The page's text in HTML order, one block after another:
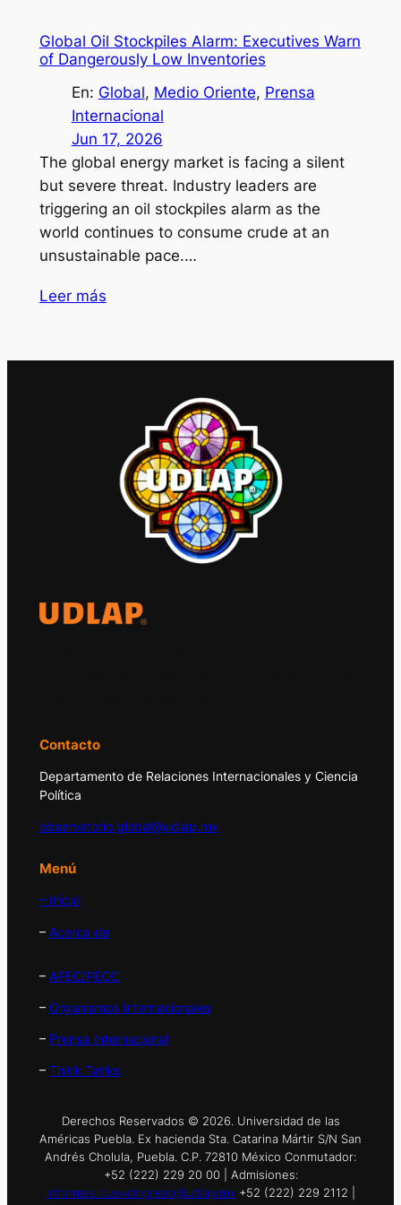
Global Oil Stockpiles Alarm: Executives Warn
of Dangerously Low Inventories
En: Global, Medio Oriente, Prensa
Internacional
Jun 17, 2026
The global energy market is facing a silent
but severe threat. Industry leaders are
triggering an oil stockpiles alarm as the
world continues to consume crude at an
unsustainable pace.…
Leer más
Contacto
Departamento de Relaciones Internacionales y Ciencia
Política
observatorio.global@udlap.mx
Menú
– Inicio
– Acerca de
– APEC/PECC
– Organismos Internacionales
– Prensa Internacional
– Think Tanks
Derechos Reservados © 2026. Universidad de las
Américas Puebla. Ex hacienda Sta. Catarina Mártir S/N San
Andrés Cholula, Puebla. C.P. 72810 México Conmutador:
+52 (222) 229 20 00 | Admisiones:
informes.nuevoingreso@udlap.mx +52 (222) 229 2112 |